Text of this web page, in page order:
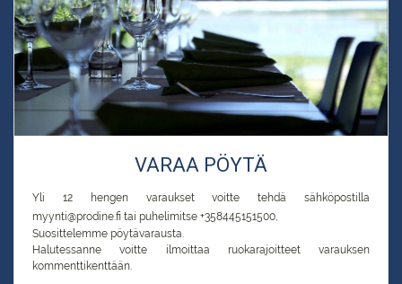
VARAA PÖYTÄ
Yli 12 hengen varaukset voitte tehdä sähköpostilla
myynti@prodine.fi tai puhelimitse +358445151500,
Suosittelemme pöytävarausta.
Halutessanne voitte ilmoittaa ruokarajoitteet varauksen
kommenttikenttään.